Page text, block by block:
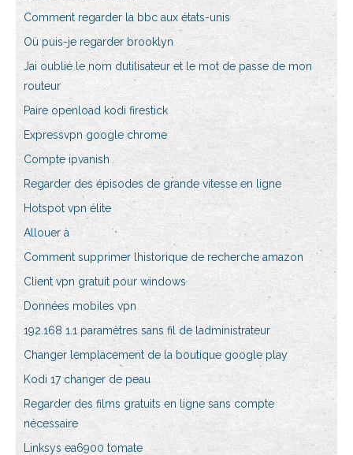
Comment regarder la bbc aux états-unis
Où puis-je regarder brooklyn
Jai oublié le nom dutilisateur et le mot de passe de mon
routeur
Paire openload kodi firestick
Expressvpn google chrome
Compte ipvanish
Regarder des épisodes de grande vitesse en ligne
Hotspot vpn élite
Allouer à
Comment supprimer lhistorique de recherche amazon
Client vpn gratuit pour windows
Données mobiles vpn
192.168 1.1 paramètres sans fil de ladministrateur
Changer lemplacement de la boutique google play
Kodi 17 changer de peau
Regarder des films gratuits en ligne sans compte
nécessaire
Linksys ea6900 tomate